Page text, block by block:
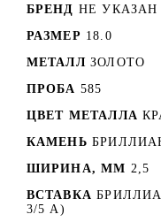
БРЕНД НЕ УКАЗАН
РАЗМЕР 18.0
МЕТАЛЛ ЗОЛОТО
ПРОБА 585
ЦВЕТ МЕТАЛЛА
КАМЕНЬ
ШИРИНА, ММ 2,5
ВСТАВКА
3/5 А)